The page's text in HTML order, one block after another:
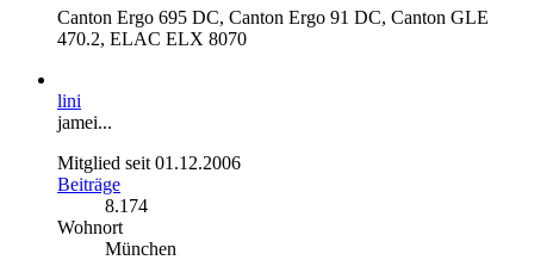
Canton Ergo 695 DC, Canton Ergo 91 DC, Canton GLE
470.2, ELAC ELX 8070
lini
jamei...
Mitglied seit 01.12.2006
Beiträge
8.174
Wohnort
München